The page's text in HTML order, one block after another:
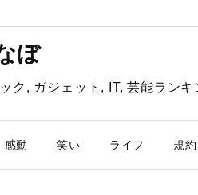
ぼ
ク, ガジェット, IT, 芸能ラン
感動 笑い ライフ 規約